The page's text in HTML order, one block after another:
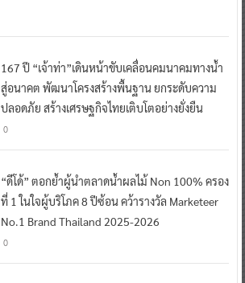
167 ปี “เจ้าท่า”เดินหน้าขับเคลื่อนคมนาคมทางน้ำ
สู่อนาคต พัฒนาโครงสร้างพื้นฐาน ยกระดับความ
ปลอดภัย สร้างเศรษฐกิจไทยเติบโตอย่างยั่งยืน
0
“ดีโด้” ตอกย้ำผู้นำตลาดน้ำผลไม้ Non 100% ครอง
ที่ 1 ในใจผู้บริโภค 8 ปีซ้อน คว้ารางวัล Marketeer
No.1 Brand Thailand 2025-2026
0